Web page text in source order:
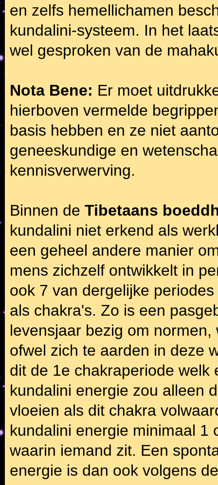
en zelfs hemellichamen
kundalini-systeem. In het
wel gesproken van de
Nota Bene: Er moet
hierboven vermelde
basis hebben en ze niet
geneeskundige en
kennisverwerving.
Binnen de Tibetaans
kundalini niet erkend als
een geheel andere manier
mens zichzelf ontwikkelt in
ook 7 van dergelijke
als chakra's. Zo is een
levensjaar bezig om
ofwel zich te aarden in deze
dit de 1e chakraperiode welk
kundalini energie zou alleen
vloeien als dit chakra
kundalini energie minimaal 1
waarin iemand zit. Een
energie is dan ook volgens